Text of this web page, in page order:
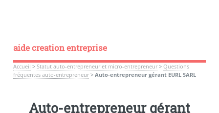
aide creation entreprise
Accueil > Statut auto-entrepreneur et micro-entrepreneur> Questions
fréquentes auto-entrepreneur> Auto-entrepreneur gérant EURL SARL
Auto-entrepreneur gérant